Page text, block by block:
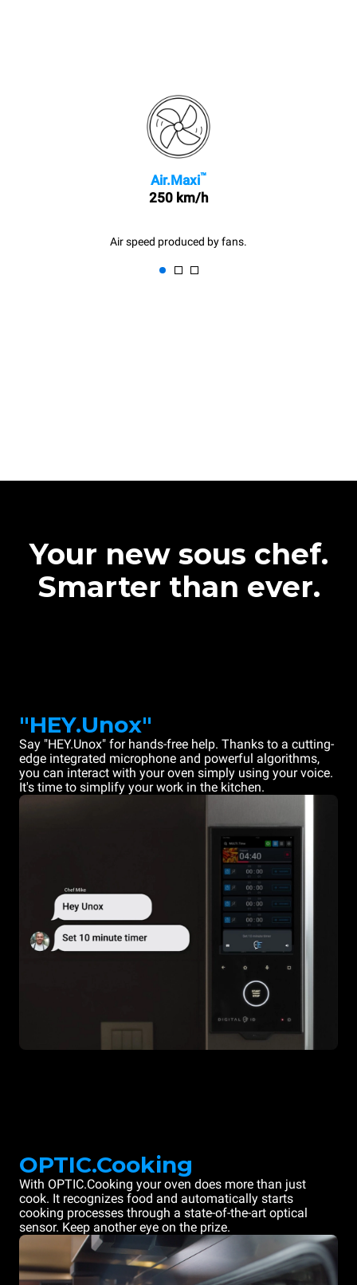
Air.Maxi™
250 km/h
Air speed produced by fans.
Your new sous chef.
Smarter than ever.
"HEY.Unox"
Say "HEY.Unox" for hands-free help. Thanks to a cutting-
edge integrated microphone and powerful algorithms,
you can interact with your oven simply using your voice.
It's time to simplify your work in the kitchen.
OPTIC.Cooking
With OPTIC.Cooking your oven does more than just
cook. It recognizes food and automatically starts
cooking processes through a state-of-the-art optical
sensor. Keep another eye on the prize.